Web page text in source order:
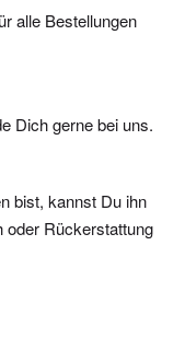
alle Bestellungen
Dich gerne bei uns.
bist, kannst Du ihn
oder Rückerstattung